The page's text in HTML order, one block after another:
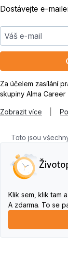
Dostávejte e-
Váš e-mail
Za účelem zasílání
skupiny Alma Career
Zobrazit více
Toto jsou
Klik sem, klik tam
A zdarma. To se